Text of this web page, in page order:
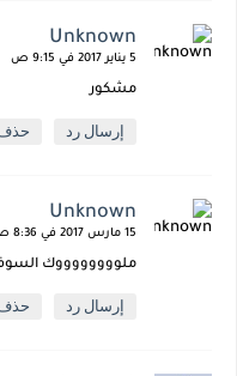
Unknown
5 يناير 2017 في 9:15 ص
مشكور
إرسال رد
Unknown
15 مارس 2017 في 8:36 ص
ملووووووووك
إرسال رد